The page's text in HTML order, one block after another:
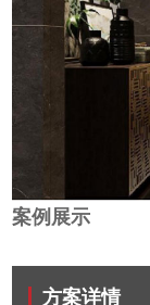
案例展示
方案详情